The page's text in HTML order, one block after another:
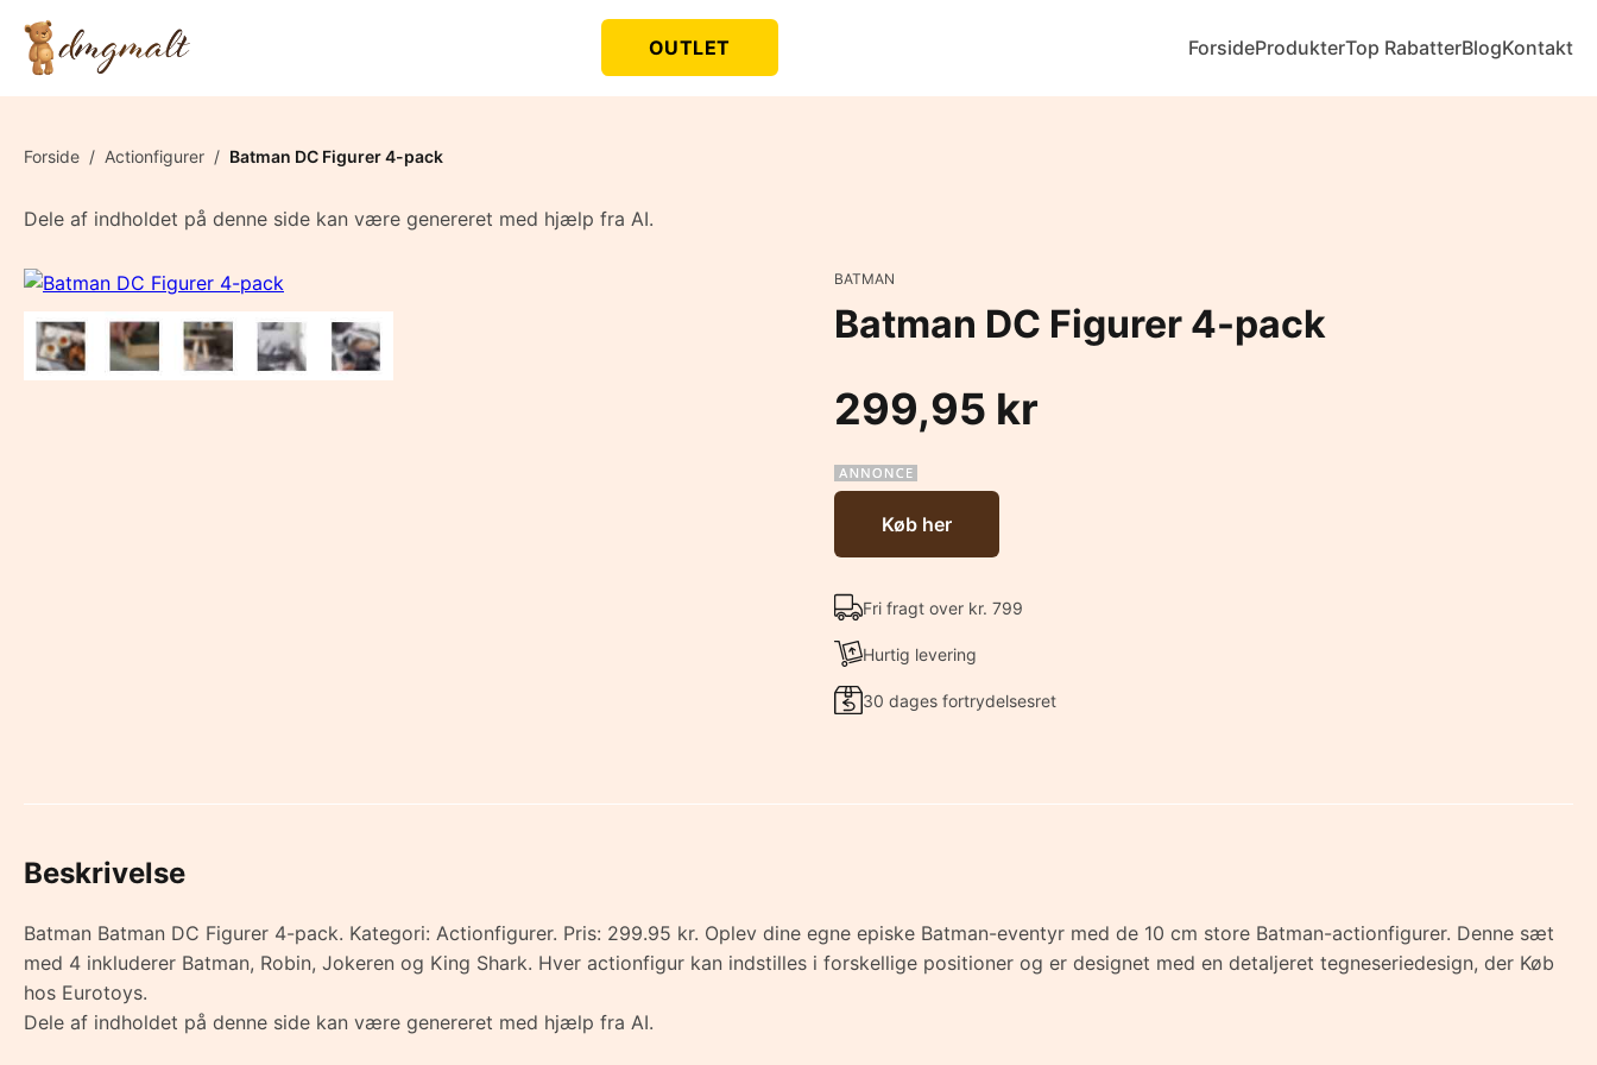
OUTLET ForsideProdukterTop RabatterBlogKontakt
Forside / Actionfigurer / Batman DC Figurer 4-pack
Dele af indholdet på denne side kan være genereret med hjælp fra AI.
BATMAN
Batman DC Figurer 4-pack
299,95 kr
Køb her
Fri fragt over kr. 799
Hurtig levering
30 dages fortrydelsesret
Beskrivelse
Batman Batman DC Figurer 4-pack. Kategori: Actionfigurer. Pris: 299.95 kr. Oplev dine egne episke Batman-eventyr med de 10 cm store Batman-actionfigurer. Denne sæt
med 4 inkluderer Batman, Robin, Jokeren og King Shark. Hver actionfigur kan indstilles i forskellige positioner og er designet med en detaljeret tegneseriedesign, der Køb
hos Eurotoys.
Dele af indholdet på denne side kan være genereret med hjælp fra AI.